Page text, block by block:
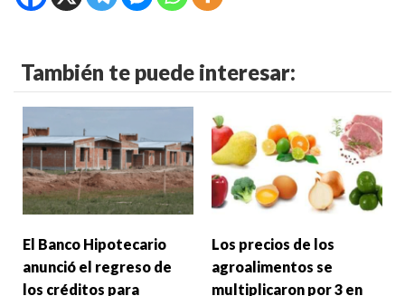
También te puede interesar:
El Banco Hipotecario
anunció el regreso de
los créditos para
Los precios de los
agroalimentos se
multiplicaron por 3 en